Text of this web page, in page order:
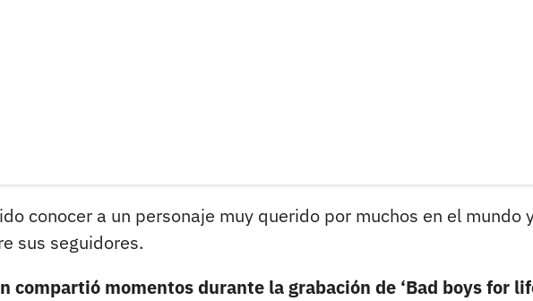
conocer a un personaje muy querido por muchos en el mundo
sus seguidores.
compartió momentos durante la grabación de ‘Bad boys for